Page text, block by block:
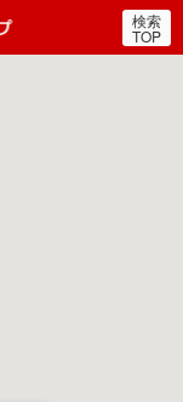
郵便局・日本郵政グルー
検索
TOP